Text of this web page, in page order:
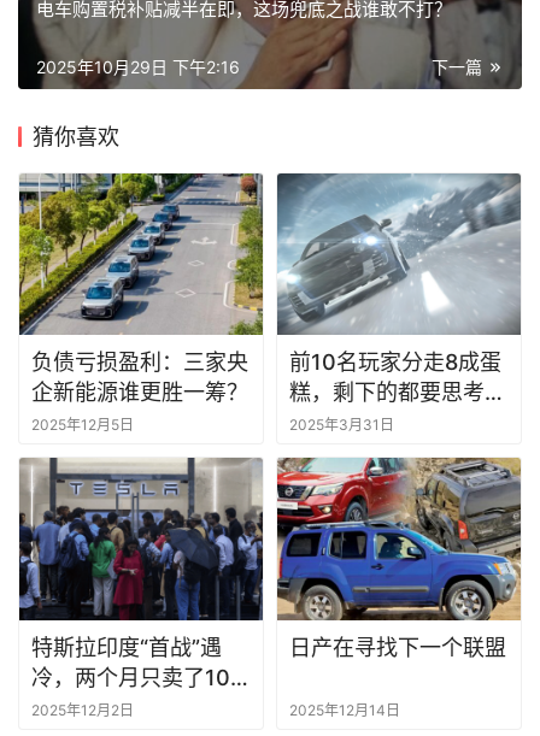
电车购置税补贴减半在即，这场兜底之战谁敢不打？
下一篇
2025年10月29日 下午2:16
猜你喜欢
负债亏损盈利：三家央
企新能源谁更胜一筹？
2025年12月5日
前10名玩家分走8成蛋
糕，剩下的都要思考怎
么活v
2025年3月31日
特斯拉印度“首战”遇
冷，两个月只卖了100
辆
2025年12月2日
日产在寻找下一个联盟
2025年12月14日